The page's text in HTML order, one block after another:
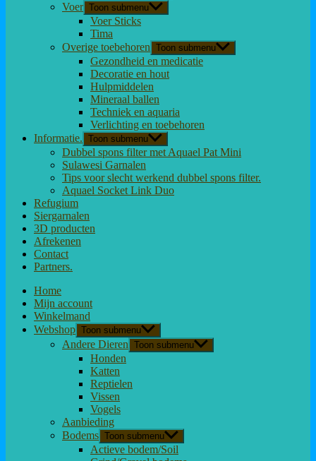
Voer Toon submenu
Voer Sticks
Tima
Overige toebehoren Toon submenu
Gezondheid en medicatie
Decoratie en hout
Hulpmiddelen
Mineraal ballen
Techniek en aquaria
Verlichting en toebehoren
Informatie. Toon submenu
Dubbel spons filter met Aquael Pat Mini
Sulawesi Garnalen
Tips voor slecht werkend dubbel spons filter.
Aquael Socket Link Duo
Refugium
Siergarnalen
3D producten
Afrekenen
Contact
Partners.
Home
Mijn account
Winkelmand
Webshop Toon submenu
Andere Dieren Toon submenu
Honden
Katten
Reptielen
Vissen
Vogels
Aanbieding
Bodems Toon submenu
Actieve bodem/Soil